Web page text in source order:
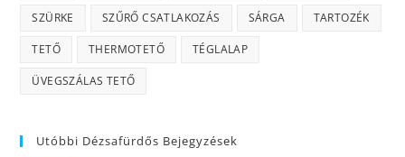
SZÜRKE SZŰRŐ CSATLAKOZÁS SÁRGA TARTOZÉK
TETŐ THERMOTETŐ TÉGLALAP
ÜVEGSZÁLAS TETŐ
Utóbbi Dézsafürdős Bejegyzések